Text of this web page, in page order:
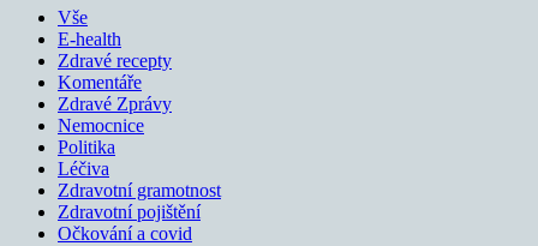
Vše
E-health
Zdravé recepty
Komentáře
Zdravé Zprávy
Nemocnice
Politika
Léčiva
Zdravotní gramotnost
Zdravotní pojištění
Očkování a covid